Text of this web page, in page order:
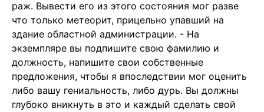
раж. Вывести его из этого состояния мог разве
что только метеорит, прицельно упавший на
здание областной администрации. - На
экземпляре вы подпишите свою фамилию и
должность, напишите свои собственные
предложения, чтобы я впоследствии мог оценить
либо вашу гениальность, либо дурь. Вы должны
глубоко вникнуть в это и каждый сделать свой